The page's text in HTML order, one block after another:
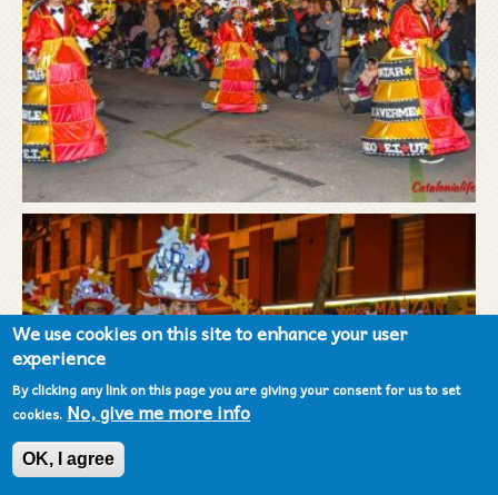
We use cookies on this site to enhance your user
experience
By clicking any link on this page you are giving your consent for us to set
cookies. No, give me more info
OK, I agree